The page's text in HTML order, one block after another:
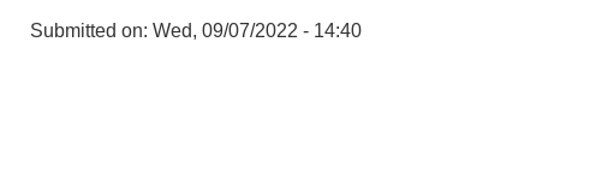
Submitted on: Wed, 09/07/2022 - 14:40